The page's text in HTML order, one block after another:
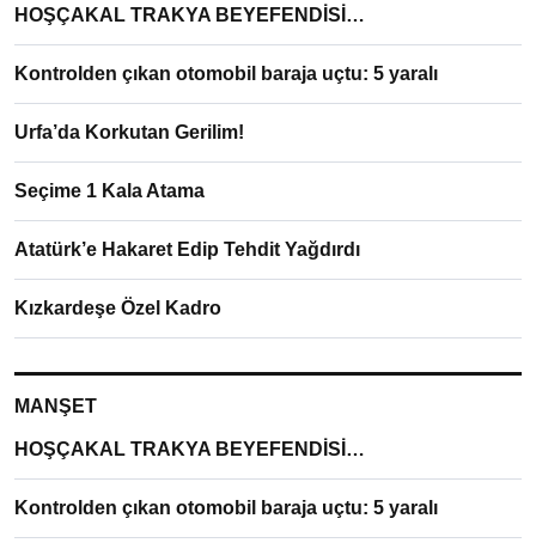
HOŞÇAKAL TRAKYA BEYEFENDİSİ…
Kontrolden çıkan otomobil baraja uçtu: 5 yaralı
Urfa’da Korkutan Gerilim!
Seçime 1 Kala Atama
Atatürk’e Hakaret Edip Tehdit Yağdırdı
Kızkardeşe Özel Kadro
MANŞET
HOŞÇAKAL TRAKYA BEYEFENDİSİ…
Kontrolden çıkan otomobil baraja uçtu: 5 yaralı